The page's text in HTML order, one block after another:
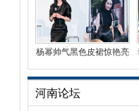
杨幂帅气黑色皮裙惊艳亮
河南论坛